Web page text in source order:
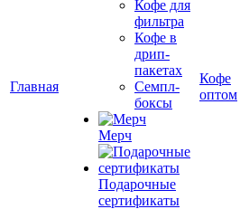
Главная
Кофе для
фильтра
Кофе в
дрип-
пакетах
Семпл-
боксы
Мерч
Подарочные
сертификаты
Кофе
оптом